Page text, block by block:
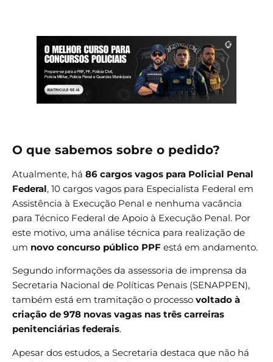
O que sabemos sobre o pedido?
Atualmente, há 86 cargos vagos para Policial Penal
Federal, 10 cargos vagos para Especialista Federal em
Assistência à Execução Penal e nenhuma vacância
para Técnico Federal de Apoio à Execução Penal. Por
este motivo, uma análise técnica para realização de
um novo concurso público PPF está em andamento.
Segundo informações da assessoria de imprensa da
Secretaria Nacional de Políticas Penais (SENAPPEN),
também está em tramitação o processo voltado à
criação de 978 novas vagas nas três carreiras
penitenciárias federais.
Apesar dos estudos, a Secretaria destaca que não há